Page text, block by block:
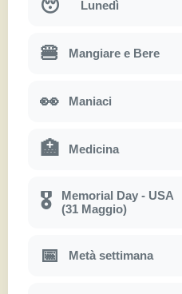
😴 Lunedì
🍔 Mangiare e Bere
👀 Maniaci
🏥 Medicina
🎖
Memorial Day - USA
(31 Maggio)
📅 Metà settimana